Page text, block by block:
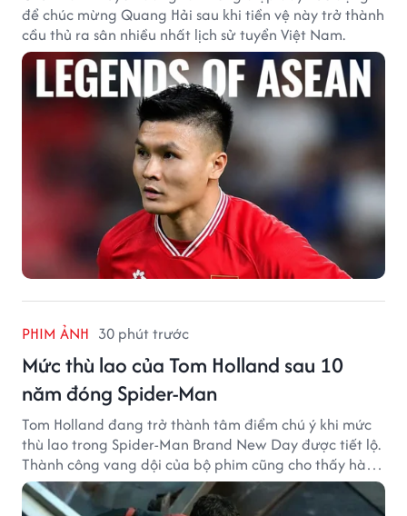
để chúc mừng Quang Hải sau khi tiền vệ này trở thành
cầu thủ ra sân nhiều nhất lịch sử tuyển Việt Nam.
PHIM ẢNH 30 phút trước
Mức thù lao của Tom Holland sau 10
năm đóng Spider-Man
Tom Holland đang trở thành tâm điểm chú ý khi mức
thù lao trong Spider-Man Brand New Day được tiết lộ.
Thành công vang dội của bộ phim cũng cho thấy hành
trình thăng hạng đáng chú ý của nam diễn viên sau
một thập kỷ gắn bó với vai Người Nhện.